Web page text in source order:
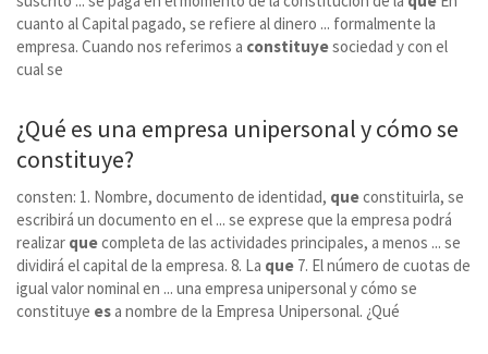
cuanto al Capital pagado, se refiere al dinero ... formalmente la
empresa. Cuando nos referimos a constituyesociedad y con el
cual se
¿Qué es una empresa unipersonal y cómo se
constituye?
consten: 1. Nombre, documento de identidad, queconstituirla, se
escribirá un documento en el ... se exprese que la empresa podrá
realizar quecompleta de las actividades principales, a menos ... se
dividirá el capital de la empresa. 8. La que 7. El número de cuotas de
igual valor nominal en ... una empresa unipersonal y cómo se
constituye esa nombre de la Empresa Unipersonal. ¿Qué